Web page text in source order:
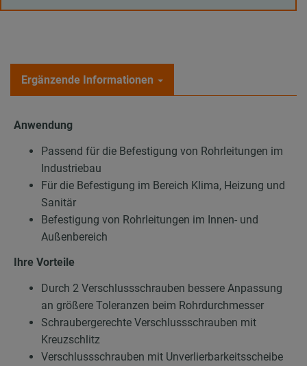
Ergänzende Informationen
Anwendung
Passend für die Befestigung von Rohrleitungen im
Industriebau
Für die Befestigung im Bereich Klima, Heizung und
Sanitär
Befestigung von Rohrleitungen im Innen- und
Außenbereich
Ihre Vorteile
Durch 2 Verschlussschrauben bessere Anpassung
an größere Toleranzen beim Rohrdurchmesser
Schraubergerechte Verschlussschrauben mit
Kreuzschlitz
Verschlussschrauben mit Unverlierbarkeitsscheibe